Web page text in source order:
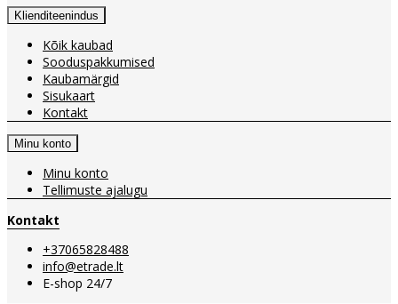
Klienditeenindus
Kõik kaubad
Sooduspakkumised
Kaubamärgid
Sisukaart
Kontakt
Minu konto
Minu konto
Tellimuste ajalugu
Kontakt
+37065828488
info@etrade.lt
E-shop 24/7